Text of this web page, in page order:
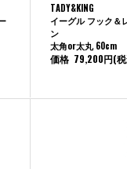
TADY&KING
イーグル フック＆
ン
太角or太丸 60cm
価格 79,200円(